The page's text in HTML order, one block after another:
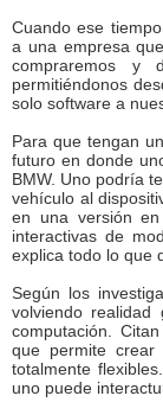
Cuando ese
a una empresa
compraremos y
permitiéndonos
solo software a
Para que tengan
futuro en donde
BMW. Uno podría
vehículo al
en una versión
interactivas de
explica todo lo que
Según los
volviendo realidad
computación.
que permite crear
totalmente
uno puede